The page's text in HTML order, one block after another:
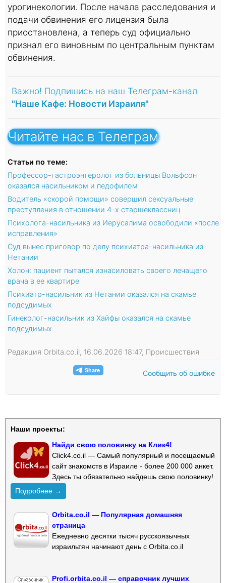
урогинекологии. После начала расследования и
подачи обвинения его лицензия была
приостановлена, а теперь суд официально
признал его виновным по центральным пунктам
обвинения.
Важно! Подпишись на наш Телеграм-канал
"Наше Кафе: Новости Израиля"
Читайте нас в Телеграм
Статьи по теме:
Профессор-гастроэнтеролог из больницы Вольфсон
оказался насильником и педофилом
Водитель «скорой помощи» совершил сексуальные
преступления в отношении 4-х старшеклассниц
Психолога-насильника из Иерусалима освободили «после
исправления»
Суд вынес приговор по делу психиатра-насильника из
Нетании
Холон: пациент пытался изнасиловать своего лечащего
врача в ее квартире
Психиатр-насильник из Нетании оказался на скамье
подсудимых
Гинеколог-насильник из Хайфы оказался на скамье
подсудимых
Редакция Orbita.co.il, 16.06.2026 18:47, Происшествия
Сообщить об ошибке
Наши проекты:
Найди свою половинку на Клик4!
Click4.co.il — Самый популярный и посещаемый
сайт знакомств в Израиле - более 200 000 анкет.
Здесь ты обязательно найдешь свою половинку!
Подробнее →
Orbita.co.il — Популярная домашняя
страница
Ежедневно десятки тысяч русскоязычных
израильтян начинают день с Orbita.co.il
Profi.orbita.co.il — справочник лучших